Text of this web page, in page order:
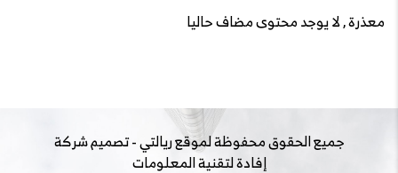
معذرة , لا يوجد محتوى مضاف حاليا
جميع الحقوق محفوظة لموقعريالتي- تصميم شركة
إفادة لتقنية المعلومات